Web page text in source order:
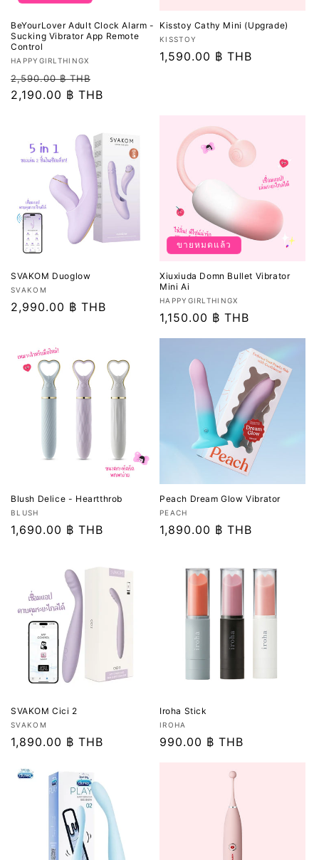
BeYourLover Adult Clock Alarm -
Sucking Vibrator App Remote
Control
เวน
เด
อร์:
HAPPYGIRLTHINGX
ราคา
ปกติ
2,590.00 ฿ THB
โปรโมชัน
2,190.00 ฿ THB
Kisstoy Cathy Mini (Upgrade)
เวน
เด
KISSTOY
ราคา
1,590.00 ฿ THB
SVAKOM Duoglow
เวน
เด
SVAKOM
ราคา
2,990.00 ฿ THB
ขายหมดแล้ว
Xiuxiuda Domn Bullet Vibrator
Mini Ai
เวน
เด
HAPPYGIRLTHINGX
ราคา
ปกติ
1,150.00 ฿ THB
Blush Delice - Heartthrob
เวน
เด
BLUSH
ราคา
1,690.00 ฿ THB
Peach Dream Glow Vibrator
เวน
เด
PEACH
ราคา
1,890.00 ฿ THB
SVAKOM Cici 2
เวน
เด
SVAKOM
ราคา
1,890.00 ฿ THB
Iroha Stick
เวน
เด
IROHA
ราคา
990.00 ฿ THB